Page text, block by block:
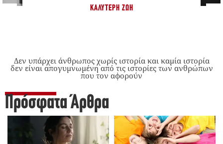
ΚΑΛΎΤΕΡΗ ΖΩΉ
Δεν υπάρχει άνθρωπος χωρίς ιστορία και καμία ιστορία
δεν είναι απογυμνωμένη από τις ιστορίες των ανθρώπων
που τον αφορούν
Πρόσφατα Άρθρα